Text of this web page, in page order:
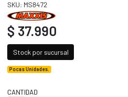
SKU: MS8472
$ 37.990
Stock por sucursal
Pocas Unidades.
CANTIDAD